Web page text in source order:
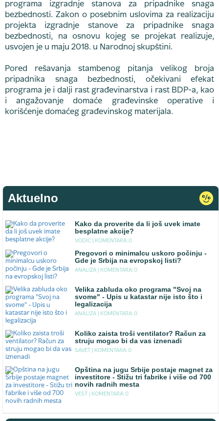
programa izgradnje stanova za pripadnike snaga
bezbednosti. Zakon o posebnim uslovima za realizaciju
projekta izgradnje stanove za pripadnike snaga
bezbednosti, na osnovu kojeg se projekat realizuje,
usvojen je u maju 2018. u Narodnoj skupštini.
Pored rešavanja stambenog pitanja velikog broja
pripadnika snaga bezbednosti, očekivani efekat
programa je i dalji rast građevinarstva i rast BDP-a, kao
i angažovanje domaće građevinske operative i
korišćenje domaćeg građevinskog materijala.
Aktuelno
Kako da proverite da li još uvek imate
besplatne akcije?
VODIC | KOMENTARA: 0
Pregovori o minimalcu uskoro počinju -
Gde je Srbija na evropskoj listi?
ANALIZA | KOMENTARA: 0
Velika zabluda oko programa "Svoj na
svome" - Upis u katastar nije isto što i
legalizacija
ANALIZA | KOMENTARA: 0
Koliko zaista troši ventilator? Račun za
struju mogao bi da vas iznenadi
SAVET | KOMENTARA: 0
Opština na jugu Srbije postaje magnet za
investitore - Stižu tri fabrike i više od 700
novih radnih mesta
VEST | KOMENTARA: 0